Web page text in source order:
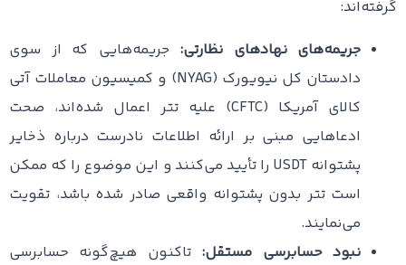
گرفته‌اند:
جریمه‌های نهادهای نظارتی: جریمه‌هایی که از سوی
دادستان کل نیویورک (NYAG) و کمیسیون معاملات آتی
کالای آمریکا (CFTC) علیه تتر اعمال شده‌اند، صحت
ادعاهایی مبنی بر ارائه اطلاعات نادرست درباره ذخایر
پشتوانه USDT را تأیید می‌کنند و این موضوع را که ممکن
است تتر بدون پشتوانه واقعی صادر شده باشد، تقویت
می‌نمایند.
نبود حسابرسی مستقل: تاکنون هیچ‌گونه حسابرسی